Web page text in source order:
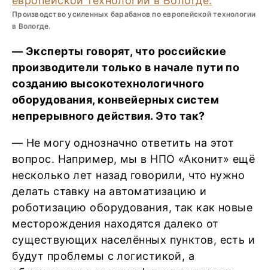
Производство усиленных барабанов по европейской технологии
в Вологде.
— Эксперты говорят, что российские
производители только в начале пути по
созданию высокотехнологичного
оборудования, конвейерных систем
непрерывного действия. Это так?
— Не могу однозначно ответить на этот
вопрос. Например, мы в НПО «Аконит» ещё
несколько лет назад говорили, что нужно
делать ставку на автоматизацию и
роботизацию оборудования, так как новые
месторождения находятся далеко от
существующих населённых пунктов, есть и
будут проблемы с логистикой, а